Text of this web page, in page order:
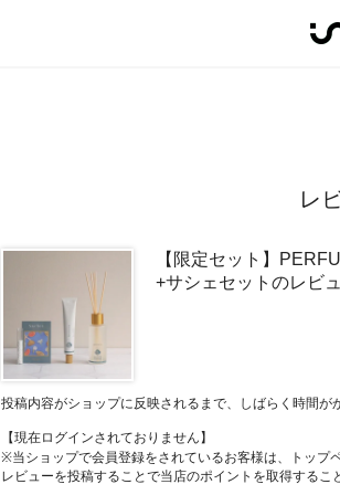
レ
【限定セット】
+サシェセットのレビ
投稿内容がショップに反映されるまで、しばらく時間が
【現在ログインされておりません】
※当ショップで会員登録をされているお客様は、トップ
レビューを投稿することで当店のポイントを取得するこ